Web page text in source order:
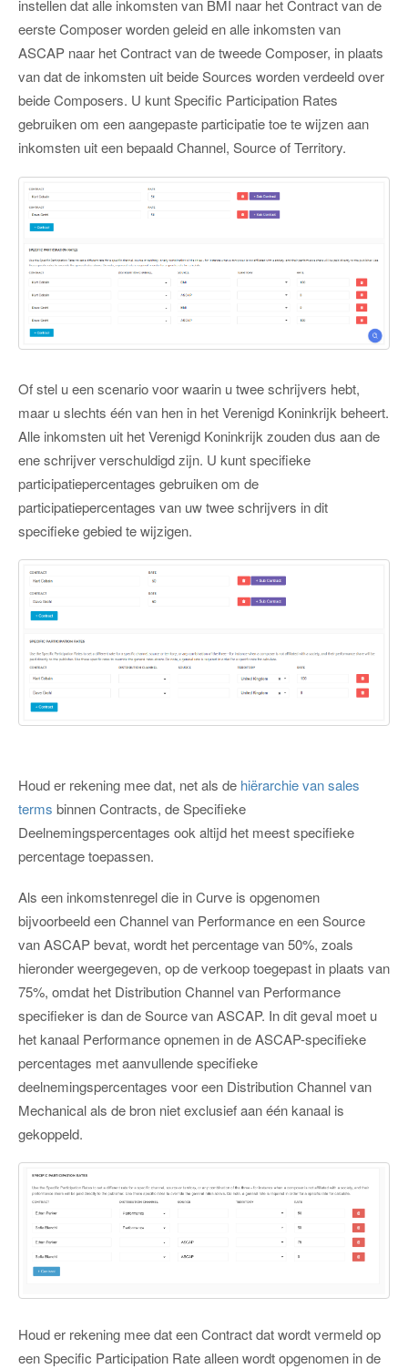
instellen dat alle inkomsten van BMI naar het Contract van de
eerste Composer worden geleid en alle inkomsten van
ASCAP naar het Contract van de tweede Composer, in plaats
van dat de inkomsten uit beide Sources worden verdeeld over
beide Composers. U kunt Specific Participation Rates
gebruiken om een aangepaste participatie toe te wijzen aan
inkomsten uit een bepaald Channel, Source of Territory.
Of stel u een scenario voor waarin u twee schrijvers hebt,
maar u slechts één van hen in het Verenigd Koninkrijk beheert.
Alle inkomsten uit het Verenigd Koninkrijk zouden dus aan de
ene schrijver verschuldigd zijn. U kunt specifieke
participatiepercentages gebruiken om de
participatiepercentages van uw twee schrijvers in dit
specifieke gebied te wijzigen.
Houd er rekening mee dat, net als de hiërarchie van sales
terms binnen Contracts, de Specifieke
Deelnemingspercentages ook altijd het meest specifieke
percentage toepassen.
Als een inkomstenregel die in Curve is opgenomen
bijvoorbeeld een Channel van Performance en een Source
van ASCAP bevat, wordt het percentage van 50%, zoals
hieronder weergegeven, op de verkoop toegepast in plaats van
75%, omdat het Distribution Channel van Performance
specifieker is dan de Source van ASCAP. In dit geval moet u
het kanaal Performance opnemen in de ASCAP-specifieke
percentages met aanvullende specifieke
deelnemingspercentages voor een Distribution Channel van
Mechanical als de bron niet exclusief aan één kanaal is
gekoppeld.
Houd er rekening mee dat een Contract dat wordt vermeld op
een Specific Participation Rate alleen wordt opgenomen in de